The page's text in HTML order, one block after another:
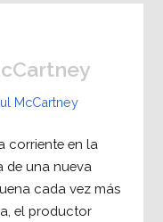
McCartney
corriente en la
de una nueva
cada vez más
el productor